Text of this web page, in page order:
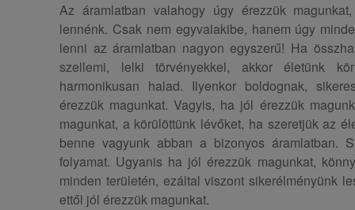
Az áramlatban valahogy úgy érezzük
lennénk. Csak nem egyvalakibe, hanem úgy
lenni az áramlatban nagyon egyszerű! Ha
szellemi, lelki törvényekkel, akkor életünk
harmonikusan halad. Ilyenkor boldognak,
érezzük magunkat. Vagyis, ha jól érezzük
magunkat, a körülöttünk lévőket, ha szeretjük az
benne vagyunk abban a bizonyos áramlatban.
folyamat. Ugyanis ha jól érezzük magunkat,
minden területén, ezáltal viszont sikerélményünk
ettől jól érezzük magunkat.